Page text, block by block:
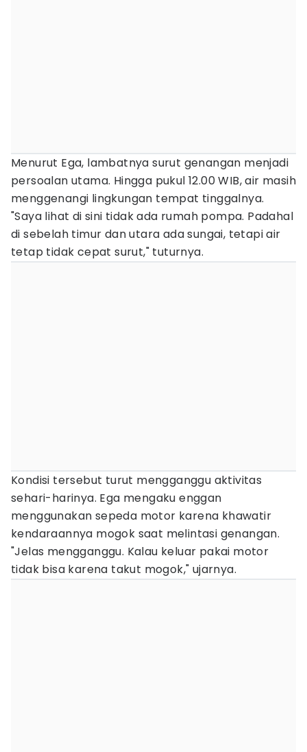
Menurut Ega, lambatnya surut genangan menjadi
persoalan utama. Hingga pukul 12.00 WIB, air masih
menggenangi lingkungan tempat tinggalnya.
"Saya lihat di sini tidak ada rumah pompa. Padahal
di sebelah timur dan utara ada sungai, tetapi air
tetap tidak cepat surut," tuturnya.
Kondisi tersebut turut mengganggu aktivitas
sehari-harinya. Ega mengaku enggan
menggunakan sepeda motor karena khawatir
kendaraannya mogok saat melintasi genangan.
"Jelas mengganggu. Kalau keluar pakai motor
tidak bisa karena takut mogok," ujarnya.